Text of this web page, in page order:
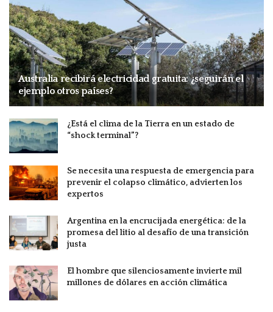
Australia recibirá electricidad gratuita: ¿seguirán el
ejemplo otros países?
¿Está el clima de la Tierra en un estado de
“shock terminal”?
Se necesita una respuesta de emergencia para
prevenir el colapso climático, advierten los
expertos
Argentina en la encrucijada energética: de la
promesa del litio al desafío de una transición
justa
El hombre que silenciosamente invierte mil
millones de dólares en acción climática